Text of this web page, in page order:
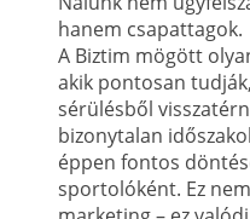
hanem csapattagok.
A Biztim mögött
akik pontosan
sérülésből
bizonytalan
éppen fontos
sportolóként. Ez nem